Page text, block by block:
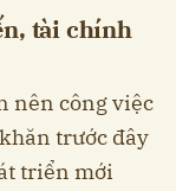
tài chính
nên công việc
trước đây
triển mới